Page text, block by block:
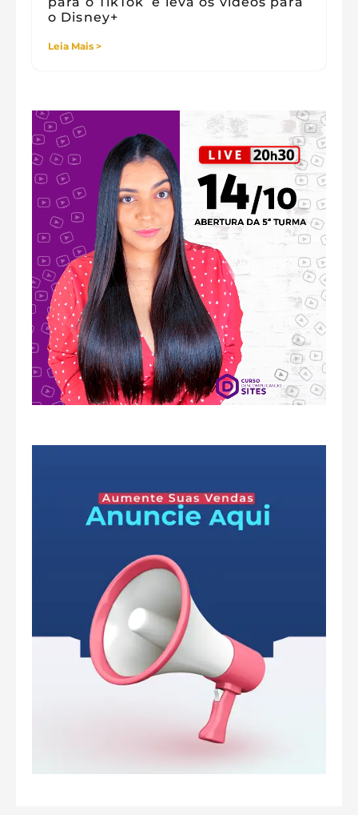
o Disney+
Leia Mais >